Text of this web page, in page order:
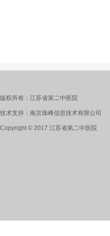
版权所有：江苏省第二中医院
技术支持：南京珠峰信息技术有限公司
Copyright © 2017 江苏省第二中医院